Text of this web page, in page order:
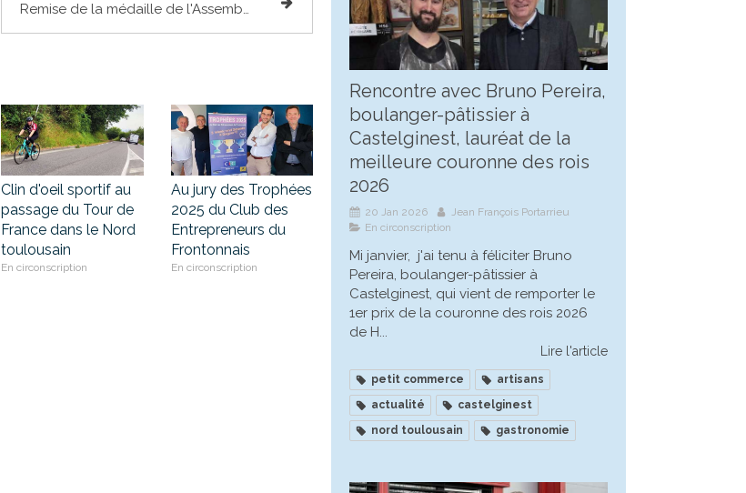
Remise de la médaille de l'Assemblée nationale à Raymond Pauliat
Clin d'oeil sportif au
passage du Tour de
France dans le Nord
toulousain
En circonscription
Au jury des Trophées
2025 du Club des
Entrepreneurs du
Frontonnais
En circonscription
Rencontre avec Bruno Pereira,
boulanger-pâtissier à
Castelginest, lauréat de la
meilleure couronne des rois
2026
20 Jan 2026
Jean François Portarrieu
En circonscription
Mi janvier, j'ai tenu à féliciter Bruno
Pereira, boulanger-pâtissier à
Castelginest, qui vient de remporter le
1er prix de la couronne des rois 2026
de H...
Lire l'article
petit commerce
artisans
actualité
castelginest
nord toulousain
gastronomie